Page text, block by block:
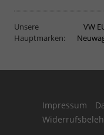
Unsere
Hauptmarken:
VW
Impressum